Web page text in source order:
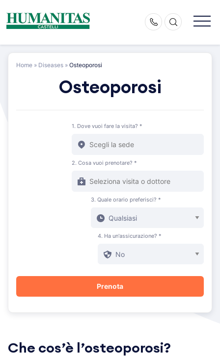
content
Home » Diseases » Osteoporosi
Osteoporosi
1. Dove vuoi fare la visita? *
2. Cosa vuoi prenotare? *
3. Quale orario preferisci? *
4. Ha un'assicurazione? *
Che cos’è l’osteoporosi?